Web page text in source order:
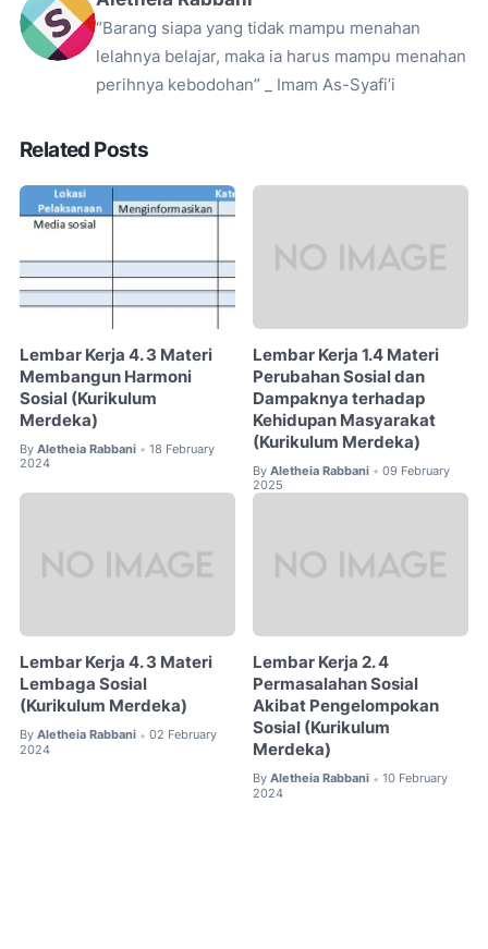
“Barang siapa yang tidak mampu menahan
lelahnya belajar, maka ia harus mampu menahan
perihnya kebodohan” _ Imam As-Syafi’i
Related Posts
Lembar Kerja 4. 3 Materi
Membangun Harmoni
Sosial (Kurikulum
Merdeka)
By Aletheia Rabbani • 18 February
2024
Lembar Kerja 1.4 Materi
Perubahan Sosial dan
Dampaknya terhadap
Kehidupan Masyarakat
(Kurikulum Merdeka)
By Aletheia Rabbani • 09 February
2025
Lembar Kerja 4. 3 Materi
Lembaga Sosial
(Kurikulum Merdeka)
By Aletheia Rabbani • 02 February
2024
Lembar Kerja 2. 4
Permasalahan Sosial
Akibat Pengelompokan
Sosial (Kurikulum
Merdeka)
By Aletheia Rabbani • 10 February
2024